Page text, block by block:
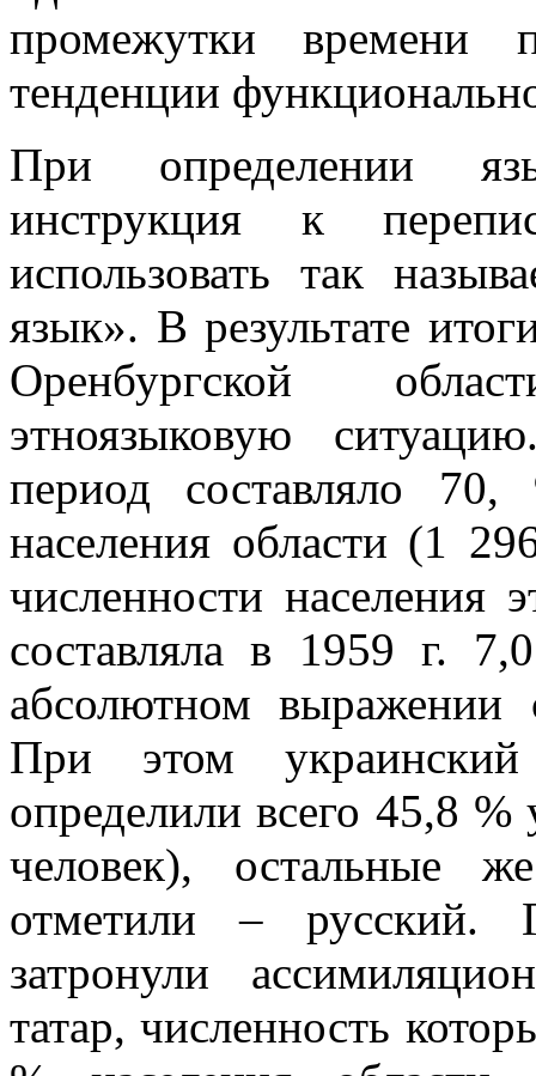
промежутки времени
тенденции
При определении
инструкция к
использовать так
язык». В результате
Оренбургской
этноязыковую
период составляло
населения области (1
численности населения
составляла в 1959 г.
абсолютном выражении
При этом
определили всего 45,8
человек), остальные
отметили – русский.
затронули
татар, численность